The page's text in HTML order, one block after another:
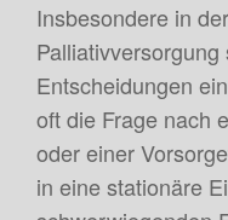
Insbesondere in
Entscheidungen
oft die Frage nach
oder einer
in eine stationäre